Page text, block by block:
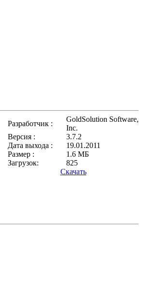
Разработчик :
GoldSolution Software,
Inc.
Версия :
3.7.2
Дата выхода :
19.01.2011
Размер :
1.6 МБ
Загрузок:
825
Скачать